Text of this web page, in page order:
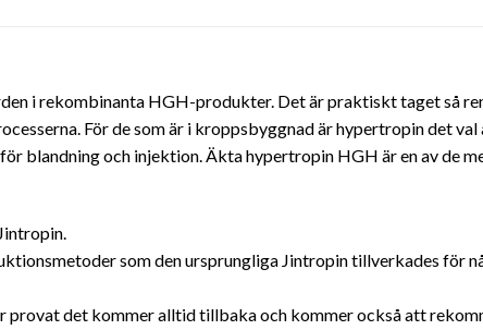
i rekombinanta HGH-produkter. Det är praktiskt taget så
För de som är i kroppsbyggnad är hypertropin det
blandning och injektion. Äkta hypertropin HGH är en av de
som den ursprungliga Jintropin tillverkades för
provat det kommer alltid tillbaka och kommer också att